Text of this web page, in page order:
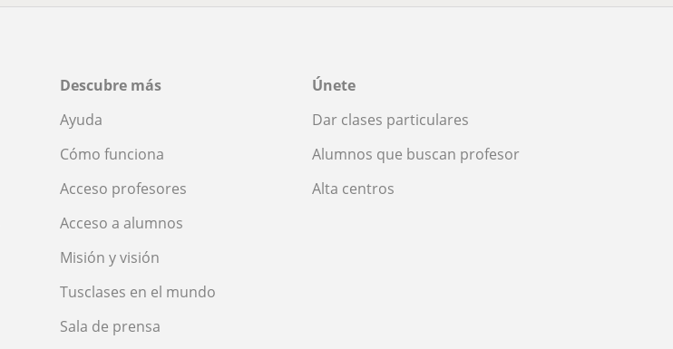
Descubre más
Ayuda
Cómo funciona
Acceso profesores
Acceso a alumnos
Misión y visión
Tusclases en el mundo
Sala de prensa
Únete
Dar clases particulares
Alumnos que buscan profesor
Alta centros